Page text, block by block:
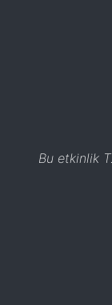
Bu etkinlik